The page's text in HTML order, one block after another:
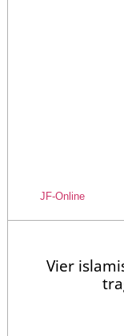
JF-Online
Vier